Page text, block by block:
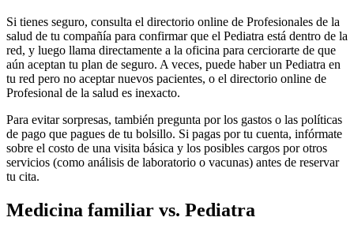
Si tienes seguro, consulta el directorio online de Profesionales de la
salud de tu compañía para confirmar que el Pediatra está dentro de la
red, y luego llama directamente a la oficina para cerciorarte de que
aún aceptan tu plan de seguro. A veces, puede haber un Pediatra en
tu red pero no aceptar nuevos pacientes, o el directorio online de
Profesional de la salud es inexacto.
Para evitar sorpresas, también pregunta por los gastos o las políticas
de pago que pagues de tu bolsillo. Si pagas por tu cuenta, infórmate
sobre el costo de una visita básica y los posibles cargos por otros
servicios (como análisis de laboratorio o vacunas) antes de reservar
tu cita.
Medicina familiar vs. Pediatra